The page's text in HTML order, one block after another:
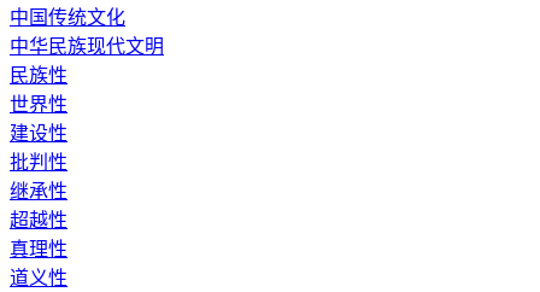
中国传统文化
中华民族现代文明
民族性
世界性
建设性
批判性
继承性
超越性
真理性
道义性